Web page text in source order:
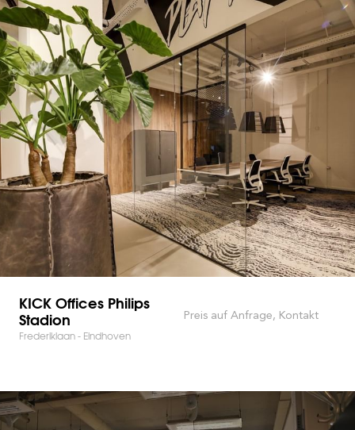
KICK Offices Philips
Stadion
Frederiklaan - Eindhoven
Preis auf Anfrage, Kontakt